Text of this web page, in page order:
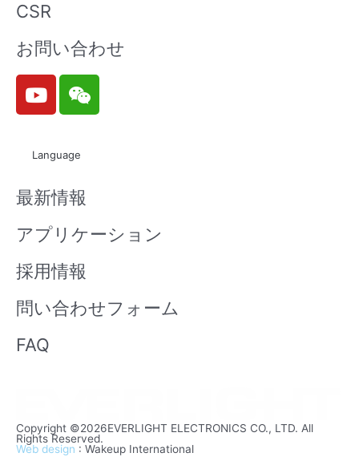
CSR
お問い合わせ
Y
o
u
b
e
W
e
i
n
Language
最新情報
アプリケーション
採用情報
問い合わせフォーム
FAQ
Copyright ©2026EVERLIGHT ELECTRONICS CO., LTD. All
Rights Reserved.
Web design : Wakeup International